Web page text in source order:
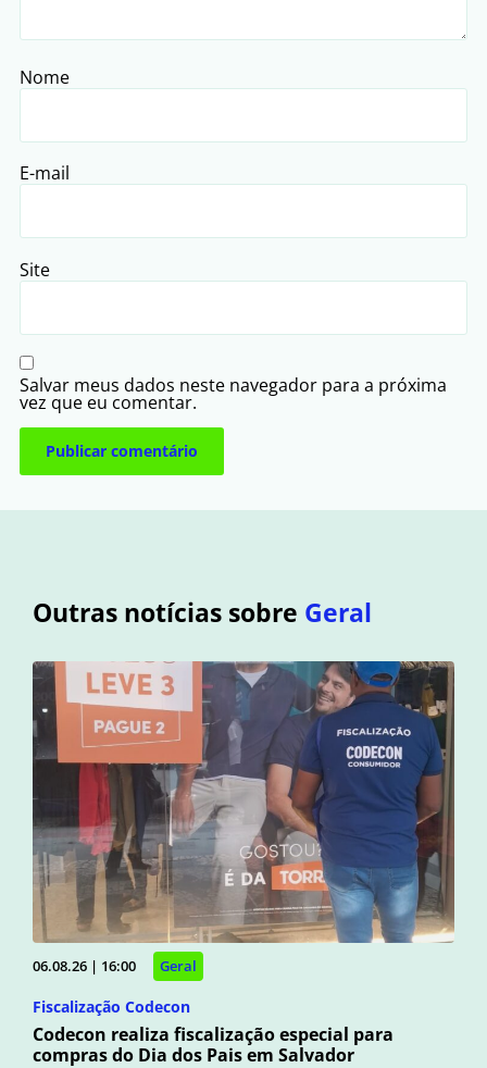
Nome
E-mail
Site
Salvar meus dados neste navegador para a próxima
vez que eu comentar.
Outras notícias sobre Geral
06.08.26 | 16:00 Geral
Fiscalização Codecon
Codecon realiza fiscalização especial para
compras do Dia dos Pais em Salvador